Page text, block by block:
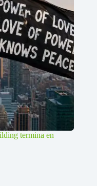
termina en